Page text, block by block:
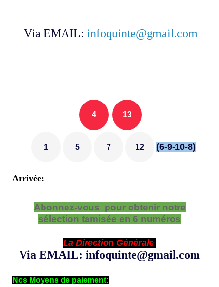
Via EMAIL: infoquinte@gmail.com
4 13
1 5 7 12 (6-9-10-8)
Arrivée:
Abonnez-vous pour obtenir notre
sélection tamisée en 6 numéros
La Direction Générale
Via EMAIL: infoquinte@gmail.com
Nos Moyens de paiement: